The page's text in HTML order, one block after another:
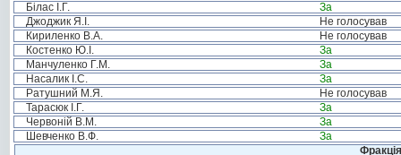
Білас І.Г.
За
Джоджик Я.І.
Не голосував
Кириленко В.А.
Не голосував
Костенко Ю.І.
За
Манчуленко Г.М.
За
Насалик І.С.
За
Ратушний М.Я.
Не голосував
Тарасюк І.Г.
За
Червоній В.М.
За
Шевченко В.Ф.
За